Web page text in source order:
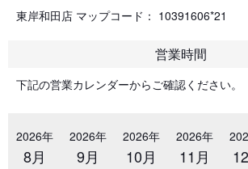
東岸和田店 マップコード： 10391606*21
営業時間
下記の営業カレンダーからご確認ください。
2026年
8月
2026年
9月
2026年
10月
2026年
11月